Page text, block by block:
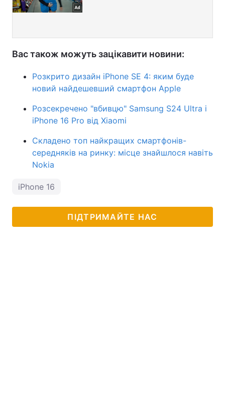
Вас також можуть зацікавити новини:
Розкрито дизайн iPhone SE 4: яким буде
новий найдешевший смартфон Apple
Розсекречено "вбивцю" Samsung S24 Ultra і
iPhone 16 Pro від Xiaomi
Складено топ найкращих смартфонів-
середняків на ринку: місце знайшлося навіть
Nokia
iPhone 16
ПІДТРИМАЙТЕ НАС